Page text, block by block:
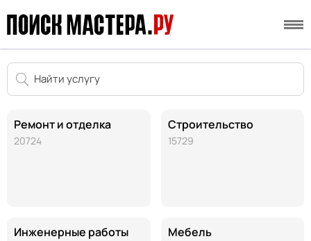
Ремонт и отделка
20724
Инженерные работы
Строительство
15729
Мебель